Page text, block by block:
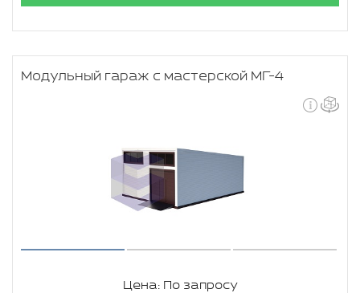
Модульный гараж с мастерской МГ-4
Цена: По запросу